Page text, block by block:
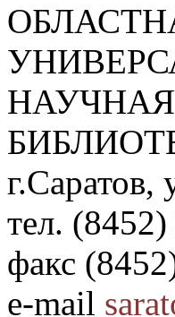
НАУЧНАЯ
тел.
факс
e-mail